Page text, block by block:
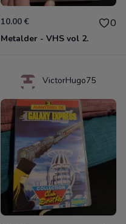
10.00 € 0
Metalder - VHS vol 2.
VictorHugo75